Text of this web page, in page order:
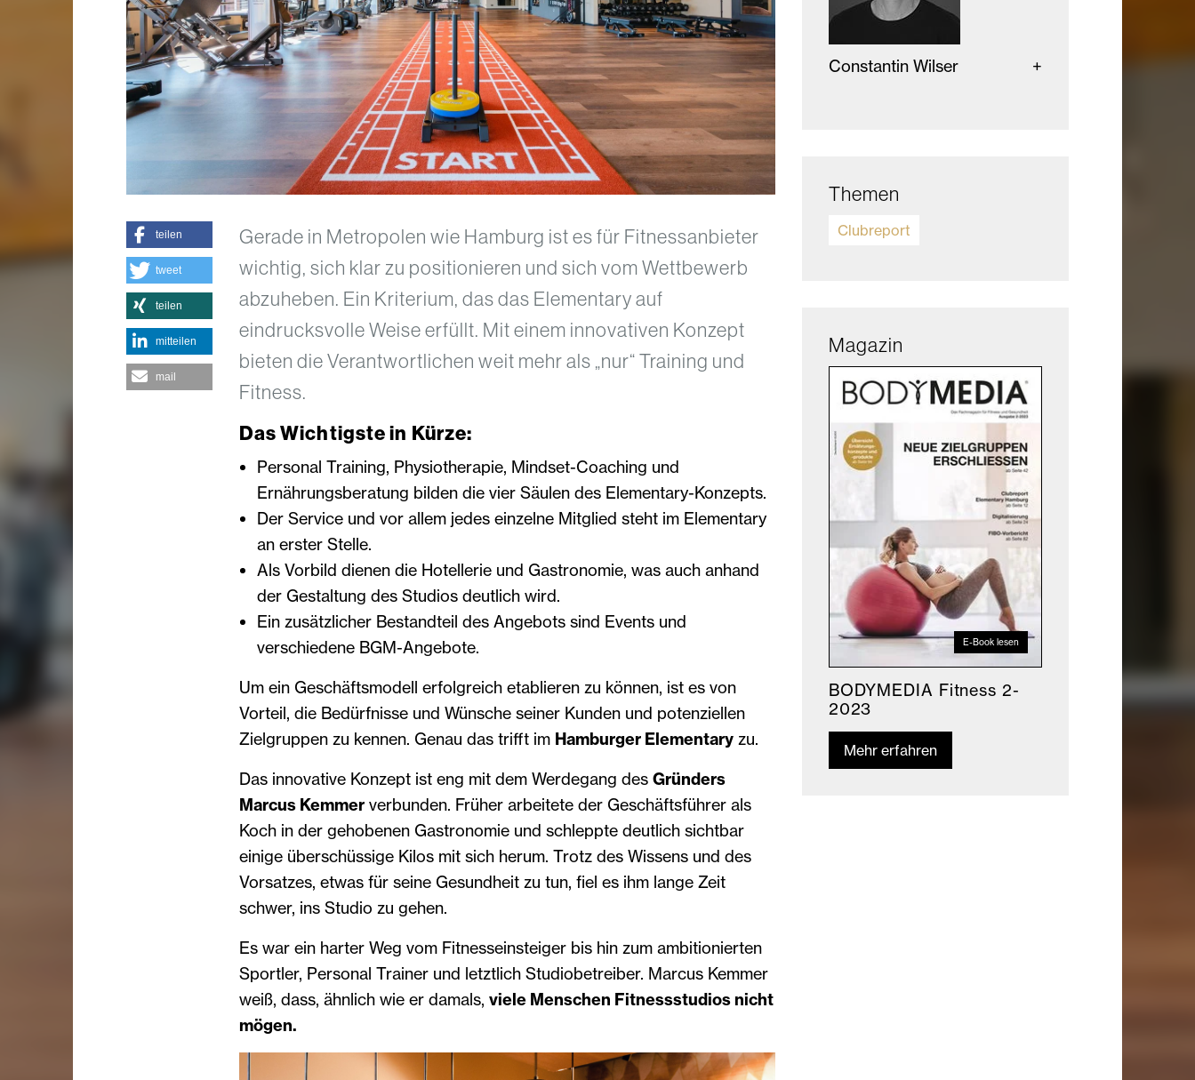
Gerade in Metropolen wie Hamburg ist es für Fitnessanbieter
wichtig, sich klar zu positionieren und sich vom Wettbewerb
abzuheben. Ein Kriterium, das das Elementary auf
eindrucksvolle Weise erfüllt. Mit einem innovativen Konzept
bieten die Verantwortlichen weit mehr als „nur“ Training und
Fitness.
Das Wichtigste in Kürze:
Personal Training, Physiotherapie, Mindset-Coaching und
Ernährungsberatung bilden die vier Säulen des Elementary-Konzepts.
Der Service und vor allem jedes einzelne Mitglied steht im Elementary
an erster Stelle.
Als Vorbild dienen die Hotellerie und Gastronomie, was auch anhand
der Gestaltung des Studios deutlich wird.
Ein zusätzlicher Bestandteil des Angebots sind Events und
verschiedene BGM-Angebote.
Um ein Geschäftsmodell erfolgreich etablieren zu können, ist es von
Vorteil, die Bedürfnisse und Wünsche seiner Kunden und potenziellen
Zielgruppen zu kennen. Genau das trifft im Hamburger Elementaryzu.
Das innovative Konzept ist eng mit dem Werdegang des Gründers
Marcus Kemmerverbunden. Früher arbeitete der Geschäftsführer als
Koch in der gehobenen Gastronomie und schleppte deutlich sichtbar
einige überschüssige Kilos mit sich herum. Trotz des Wissens und des
Vorsatzes, etwas für seine Gesundheit zu tun, fiel es ihm lange Zeit
schwer, ins Studio zu gehen.
Es war ein harter Weg vom Fitnesseinsteiger bis hin zum ambitionierten
Sportler, Personal Trainer und letztlich Studiobetreiber. Marcus Kemmer
weiß, dass, ähnlich wie er damals, viele Menschen Fitnessstudios nicht
mögen.
teilen
tweet
teilen
mitteilen
mail
Constantin Wilser
Themen
Clubreport
Magazin
E-Book lesen
BODYMEDIA Fitness 2-
2023
Mehr erfahren